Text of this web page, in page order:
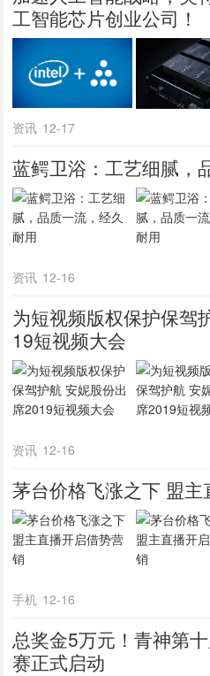
工智能芯片创业公司！
资讯 12-17
蓝鳄卫浴：工艺细腻，
资讯 12-16
为短视频版权保护保驾
19短视频大会
资讯 12-16
茅台价格飞涨之下 盟
手机 12-16
总奖金5万元！青神第
赛正式启动